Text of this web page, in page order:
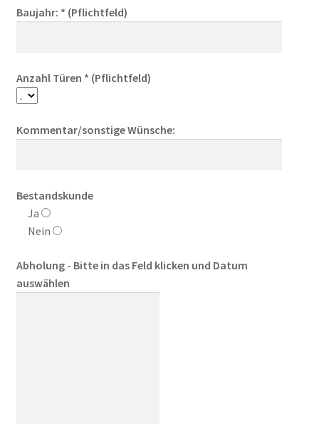
Baujahr: * (Pflichtfeld)
Anzahl Türen * (Pflichtfeld)
Kommentar/sonstige Wünsche:
Bestandskunde
Ja
Nein
Abholung - Bitte in das Feld klicken und Datum
auswählen